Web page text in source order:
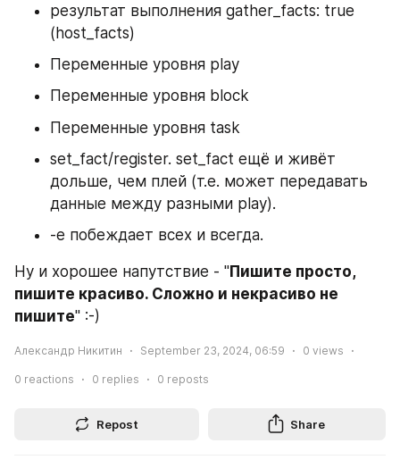
результат выполнения gather_facts: true
(host_facts)
Переменные уровня play
Переменные уровня block
Переменные уровня task
set_fact/register. set_fact ещё и живёт
дольше, чем плей (т.е. может передавать
данные между разными play).
-e побеждает всех и всегда.
Ну и хорошее напутствие - "Пишите просто,
пишите красиво. Сложно и некрасиво не
пишите" :-)
Александр Никитин September 23, 2024, 06:59 0 views
0 reactions 0 replies 0 reposts
Repost Share